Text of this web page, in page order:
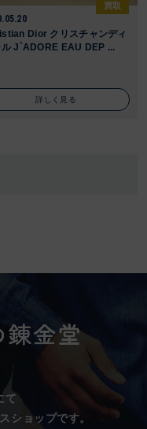
買取
Dior クリスチャンディ
ル J`ADORE EAU DEP ...
詳しく見る
て
ショップです。